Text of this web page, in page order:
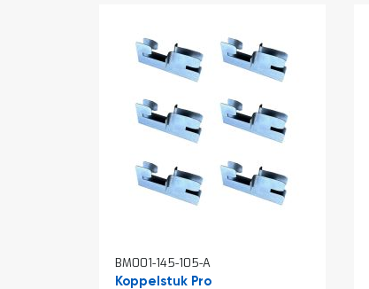
BM001-145-105-A
Koppelstuk Pro